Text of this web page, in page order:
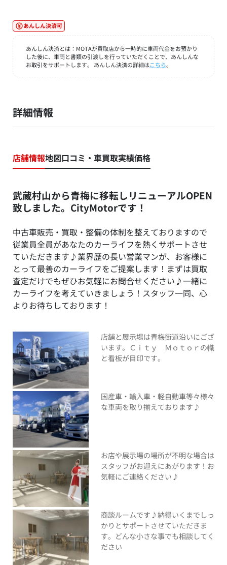
あんしん決済可
あんしん決済とは：MOTAが買取店から一時的に車両代金をお預かり
した後に、車両と書類の引渡しを行っていただくことで、あんしんな
お取引をサポートします。 あんしん決済の詳細はこちら。
詳細情報
店舗情報地図口コミ・車買取実績価格
武蔵村山から青梅に移転しリニューアルOPEN
致しました。CityMotorです！
中古車販売・買取・整備の体制を整えておりますので
従業員全員があなたのカーライフを熱くサポートさせ
ていただきます♪業界歴の長い営業マンが、お客様に
とって最善のカーライフをご提案します！まずは買取
査定だけでもぜひお気軽にお問合せください♪一緒に
カーライフを考えていきましょう！スタッフ一同、心
よりお待ちしております！
店舗と展示場は青梅街道沿いにござ
います。Ｃｉｔｙ Ｍｏｔｏｒの幟
と看板が目印です。
国産車・輸入車・軽自動車等々様々
な車両を取り揃えております♪
お店や展示場の場所が不明な場合は
スタッフがお迎えにあがります！お
気軽にご連絡ください♪
商談ルームです♪納得いくまでしっ
かりとサポートさせていただきま
す。どんな小さな事でも相談してく
ださい